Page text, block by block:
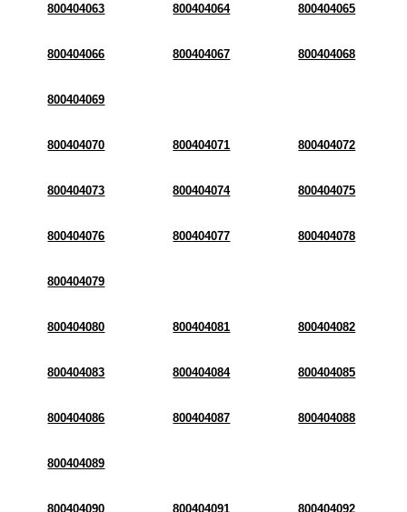
800404063 800404064 800404065
800404066 800404067 800404068
800404069
800404070 800404071 800404072
800404073 800404074 800404075
800404076 800404077 800404078
800404079
800404080 800404081 800404082
800404083 800404084 800404085
800404086 800404087 800404088
800404089
800404090 800404091 800404092